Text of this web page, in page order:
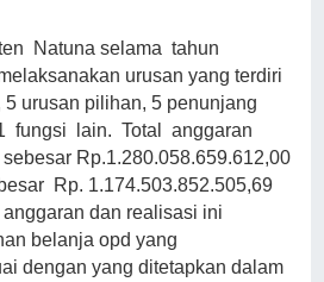
Natuna selama tahun
urusan yang terdiri
urusan pilihan, 5 penunjang
fungsi lain. Total anggaran
Rp.1.280.058.659.612,00
Rp. 1.174.503.852.505,69
dan realisasi ini
belanja opd yang
dengan yang ditetapkan dalam